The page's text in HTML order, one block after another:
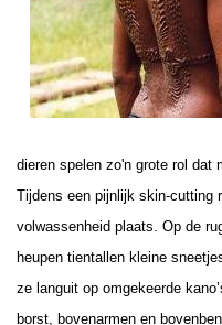
dieren spelen zo'n grote rol dat
Tijdens een pijnlijk skin-cutting
volwassenheid plaats. Op de
heupen tientallen kleine
ze languit op omgekeerde
borst, bovenarmen en